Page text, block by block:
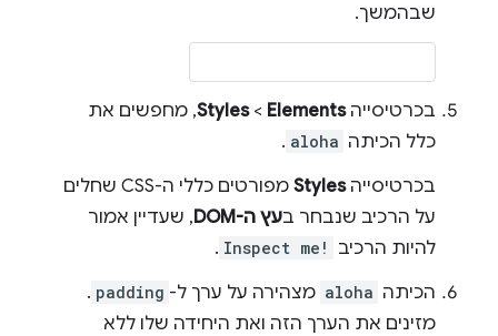
שבהמשך.
בכרטיסייהElements
‏ >
Styles, מחפשים את
כלל הכיתה aloha
.
בכרטיסייהStyles
מפורטים כללי ה-CSS שחלים
על הרכיב שנבחר בעץ ה-DOM
, שעדיין אמור
להיות הרכיב
Inspect me!
.
הכיתה aloha מצהירה על ערך ל- padding
.
מזינים את הערך הזה ואת היחידה שלו ללא